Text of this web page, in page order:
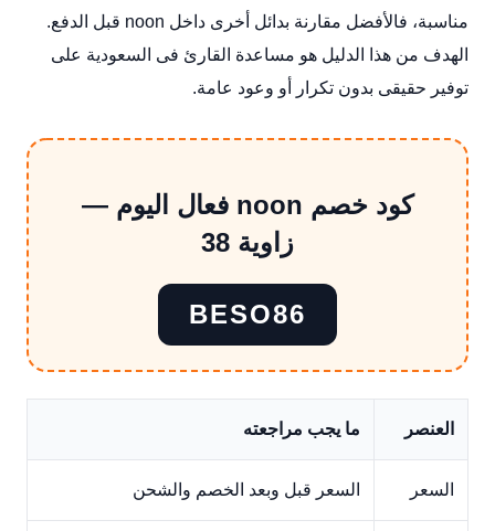
مناسبة، فالأفضل مقارنة بدائل أخرى داخل noon قبل الدفع.
الهدف من هذا الدليل هو مساعدة القارئ فى السعودية على
توفير حقيقى بدون تكرار أو وعود عامة.
كود خصم noon فعال اليوم —
زاوية 38
BESO86
العنصر ما يجب مراجعته
السعر السعر قبل وبعد الخصم والشحن